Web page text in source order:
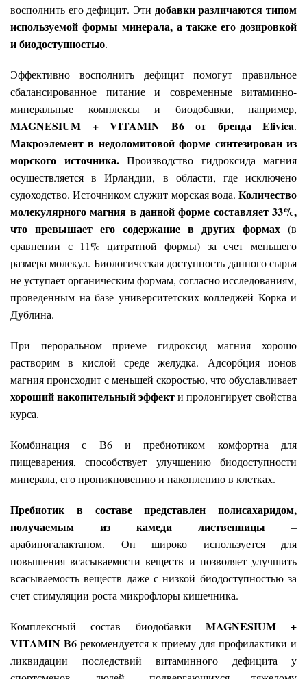
восполнить его дефицит. Эти добавки различаются типом
используемой формы минерала, а также его дозировкой
и биодоступностью.
Эффективно восполнить дефицит помогут правильное
сбалансированное питание и современные витаминно-
минеральные комплексы и биодобавки, например,
MAGNESIUM + VITAMIN B6 от бренда Elivica.
Макроэлемент в недоломитовой форме синтезирован из
морского источника.Производство гидроксида магния
осуществляется в Ирландии, в области, где исключено
судоходство. Источником служит морская вода. Количество
молекулярного магния в данной форме составляет 33%,
что превышает его содержание в других формах (в
сравнении с 11% цитратной формы) за счет меньшего
размера молекул. Биологическая доступность данного сырья
не уступает органическим формам, согласно исследованиям,
проведенным на базе университетских колледжей Корка и
Дублина.
При пероральном приеме гидроксид магния хорошо
растворим в кислой среде желудка. Адсорбция ионов
магния происходит с меньшей скоростью, что обуславливает
хороший накопительный эффекти пролонгирует свойства
курса.
Комбинация с В6 и пребиотиком комфортна для
пищеварения, способствует улучшению биодоступности
минерала, его проникновению и накоплению в клетках.
Пребиотик в составе представлен полисахаридом,
получаемым из камеди лиственницы –
арабиногалактаном. Он широко используется для
повышения всасываемости веществ и позволяет улучшить
всасываемость веществ даже с низкой биодоступностью за
счет стимуляции роста микрофлоры кишечника.
Комплексный состав биодобавки MAGNESIUM +
VITAMIN B6 рекомендуется к приему для профилактики и
ликвидации последствий витаминного дефицита у